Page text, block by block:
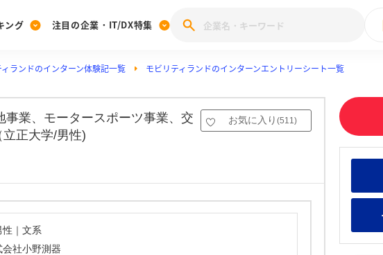
ング
みんなのDX企業就職ブランド調査
みんなの新卒就職人気企業ラ
注目の企業・IT/DX特集
28卒 注目企業特集 27卒 注目企業特集
注目のIT・DX企業特集
28卒 IT・DX企業特集
究
ランドのインターン体験記一覧 モビリティランドのインターンエントリーシート一覧
業、モータースポーツ事業、交
正大学/男性)
お気に入り (511)
｜文系
社小野測器